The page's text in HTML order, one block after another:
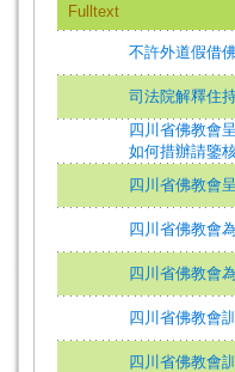
Fulltext
不許外道假借
司法院解釋住
四川省佛教會
如何措辦請鑒
四川省佛教會
四川省佛教會
四川省佛教會
四川省佛教會
四川省佛教會